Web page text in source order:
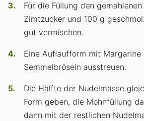
Für die Füllung den
Zimtzucker und 100 g
gut vermischen.
Eine Auflaufform mit
Semmelbröseln ausstreuen.
Die Hälfte der Nudelmasse
Form geben, die Mohnfüllung
dann mit der restlichen